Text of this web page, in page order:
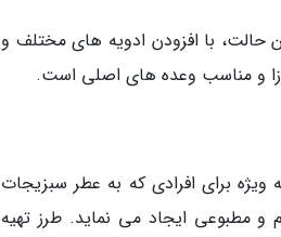
با افزودن ادویه های مختلف و
زا و مناسب وعده های اصلی است.
برای افرادی که به عطر سبزیجات
و مطبوعی ایجاد می نماید. طرز تهیه